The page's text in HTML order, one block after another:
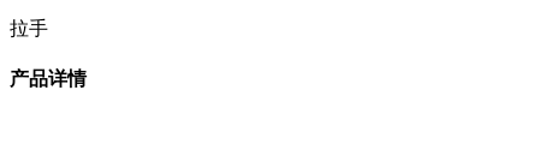
拉手
产品详情